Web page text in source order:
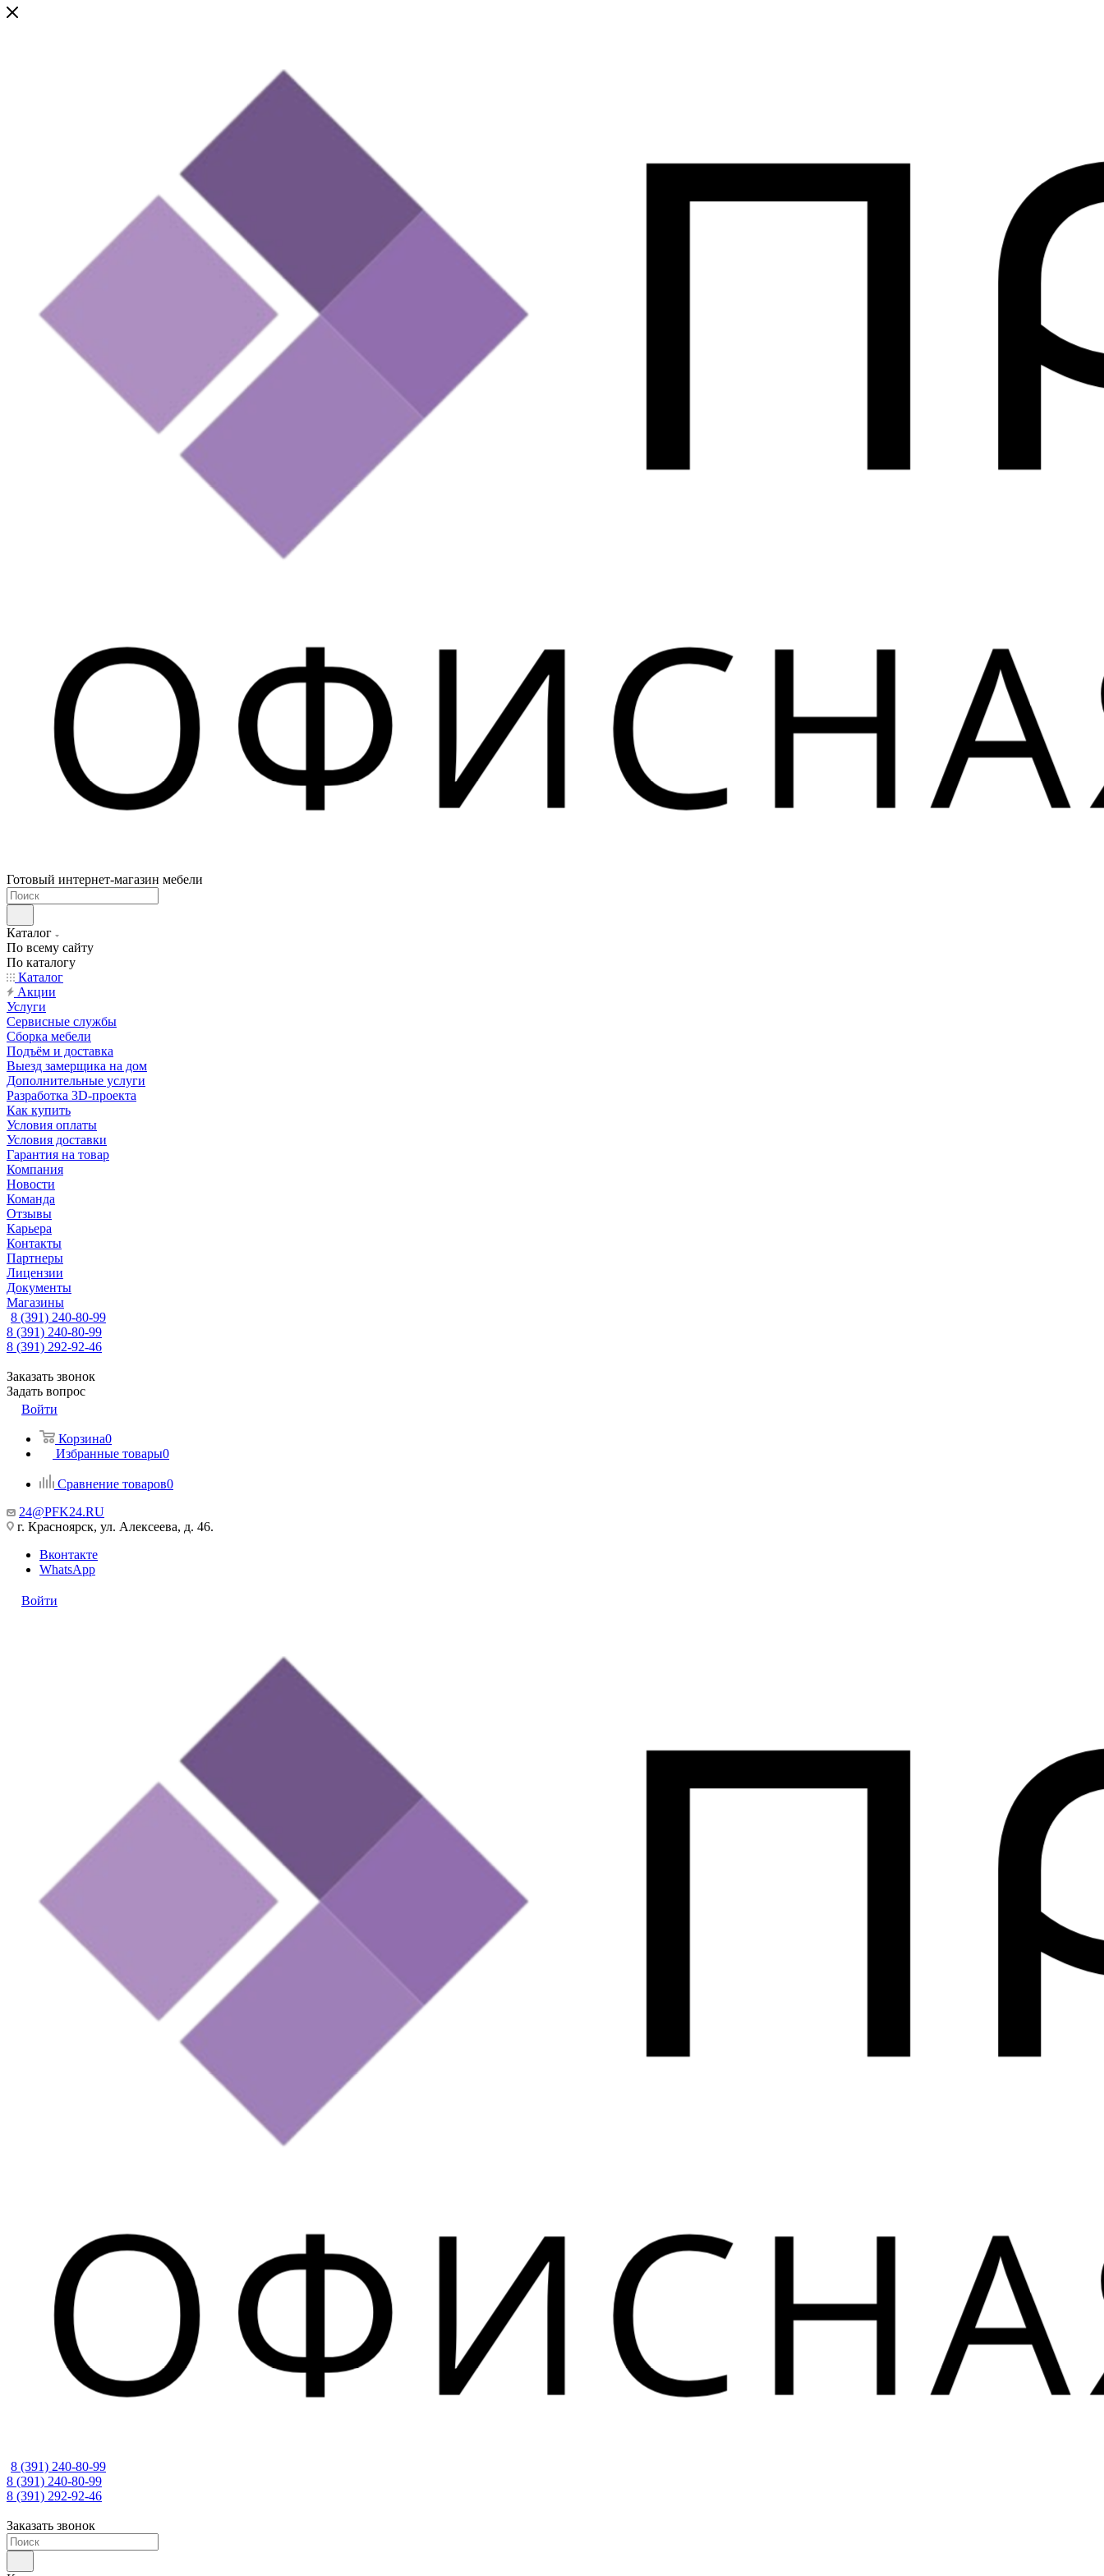
Готовый интернет-магазин мебели
Каталог
По всему сайту
По каталогу
Каталог
Акции
Услуги
Сервисные службы
Сборка мебели
Подъём и доставка
Выезд замерщика на дом
Дополнительные услуги
Разработка 3D-проекта
Как купить
Условия оплаты
Условия доставки
Гарантия на товар
Компания
Новости
Команда
Отзывы
Карьера
Контакты
Партнеры
Лицензии
Документы
Магазины
8 (391) 240-80-99
8 (391) 240-80-99
8 (391) 292-92-46
Заказать звонок
Задать вопрос
Войти
Корзина0
Избранные товары0
Сравнение товаров0
24@PFK24.RU
г. Красноярск, ул. Алексеева, д. 46.
Вконтакте
WhatsApp
Войти
8 (391) 240-80-99
8 (391) 240-80-99
8 (391) 292-92-46
Заказать звонок